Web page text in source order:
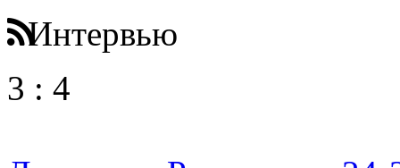
Интервью
3 : 4